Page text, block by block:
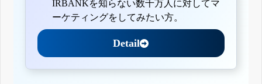
IRBANKを知らない数千万人に対してマ
ーケティングをしてみたい方。
Detail